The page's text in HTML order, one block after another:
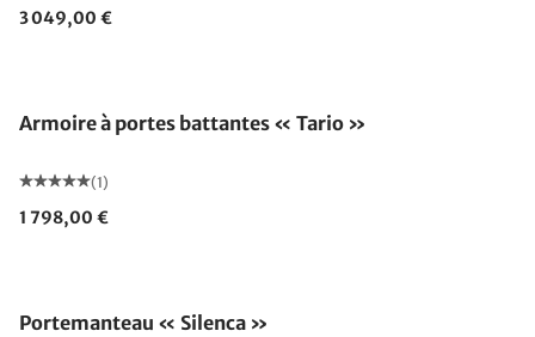
3 049,00 €
Armoire à portes battantes « Tario »
(1)
1 798,00 €
Portemanteau « Silenca »